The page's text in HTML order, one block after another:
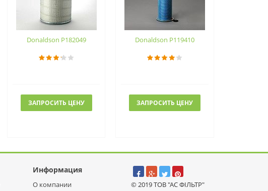
Donaldson P182049
ЗАПРОСИТЬ ЦЕНУ
Donaldson P119410
ЗАПРОСИТЬ ЦЕНУ
Информация
О компании © 2019 ТОВ "АС ФІЛЬТР"